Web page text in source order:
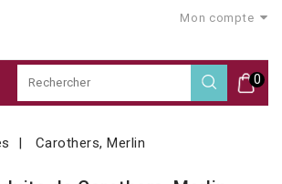
Mon compte
0
Carothers, Merlin